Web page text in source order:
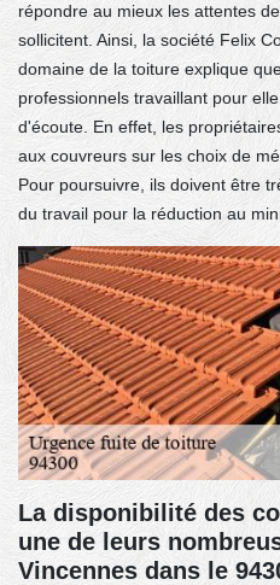
répondre au mieux les attentes
sollicitent. Ainsi, la société Felix
domaine de la toiture explique
professionnels travaillant pour
d'écoute. En effet, les
aux couvreurs sur les choix de
Pour poursuivre, ils doivent être
du travail pour la réduction au
La disponibilité des
une de leurs
Vincennes dans le